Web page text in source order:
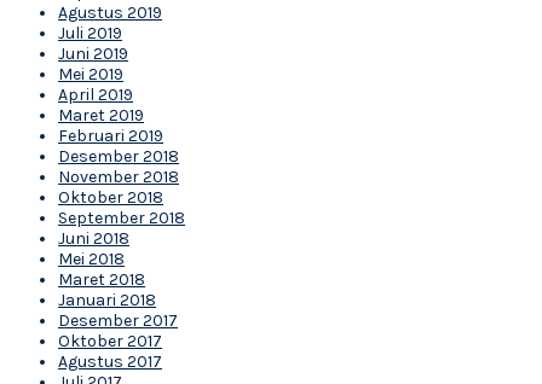
Agustus 2019
Juli 2019
Juni 2019
Mei 2019
April 2019
Maret 2019
Februari 2019
Desember 2018
November 2018
Oktober 2018
September 2018
Juni 2018
Mei 2018
Maret 2018
Januari 2018
Desember 2017
Oktober 2017
Agustus 2017